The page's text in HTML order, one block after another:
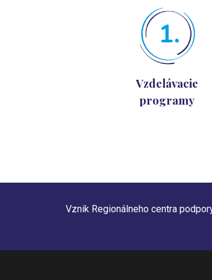
Vzdelávacie
programy
Vznik Regionálneho centra